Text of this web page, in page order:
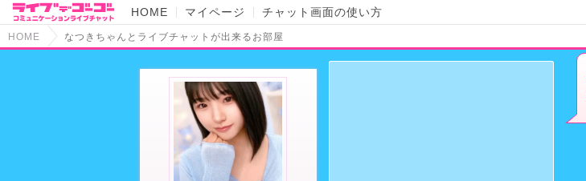
HOME マイページ チャット画面の使い方
HOME なつきちゃんとライブチャットが出来るお部屋